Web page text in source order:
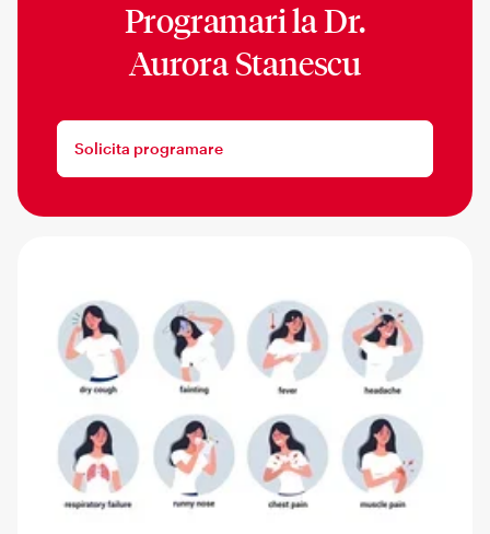
Programari laDr.
Aurora Stanescu
Solicita programare